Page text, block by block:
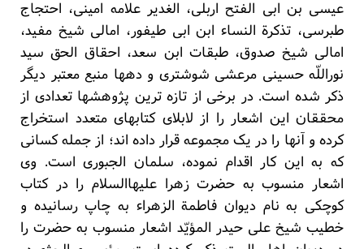
عیسی بن ابی الفتح اربلی، الغدیر علامه امینی، احتجاج
طبرسی، تذکرة النساء ابن ابی طیفور، امالی شیخ مفید،
امالی شیخ صدوق، طبقات ابن سعد، احقاق الحق سید
نوراللّه حسینی مرعشی شوشتری و دهها منبع معتبر دیگر
ذکر شده است. در برخی از تازه ترین پژوهشها تعدادی از
محققان این اشعار را از لابلای کتابهای متعدد استخراج
کرده و آنها را در یک مجموعه قرار داده اند؛ از جمله کسانی
که به این کار اقدام نموده، سلمان الجبوری است. وی
اشعار منسوب به حضرت زهرا علیهاالسلام را در کتاب
کوچکی به نام دیوان فاطمة الزهراء به چاپ رسانیده و
خطیب شیخ علی حیدر المؤیّد اشعار منسوب به حضرت را